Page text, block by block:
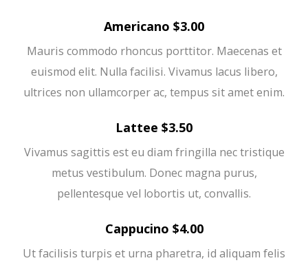
Americano $3.00
Mauris commodo rhoncus porttitor. Maecenas et
euismod elit. Nulla facilisi. Vivamus lacus libero,
ultrices non ullamcorper ac, tempus sit amet enim.
Lattee $3.50
Vivamus sagittis est eu diam fringilla nec tristique
metus vestibulum. Donec magna purus,
pellentesque vel lobortis ut, convallis.
Cappucino $4.00
Ut facilisis turpis et urna pharetra, id aliquam felis